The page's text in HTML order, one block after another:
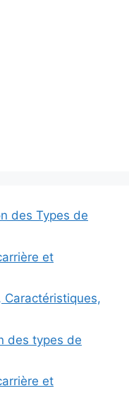
des Types de
et
des types de
et